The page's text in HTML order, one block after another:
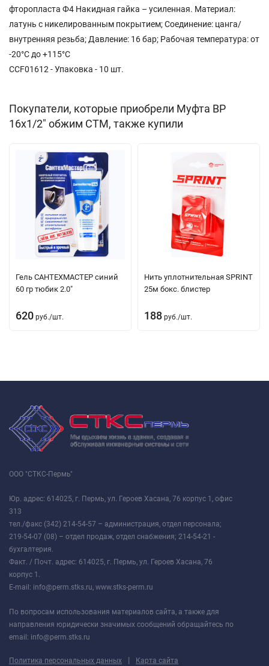
фторопласта Ф4 Накидная гайка – усиленная. Материал:
латунь с никелированным покрытием; Соединение: цанга/
внутренняя резьба; Давление: 16 бар; Рабочая температура: от
-20°С до +115°С
CCF01612 - Упаковка - 10 шт.
Покупатели, которые приобрели Муфта ВР
16х1/2" обжим СТМ, также купили
Гель САНТЕХМАСТЕР синий
60 гр тюбик 2.0"
620 руб./шт.
Нить уплотнительная SPRINT
25м бокс. блистер
188 руб./шт.
ООО "СТКС-Пермь"
Юр. адрес: 614025, г. Пермь, ул. Героев Хасана, 76 корпус 1, офис
313
тел./факс (342) 214-54-57 – администрация, отдел персонала;
219-54-07 (08) – отдел продаж, отдел снабжения; 214-54-21 -
бухгалтерия.
Факт. / Почт. адрес: 614025, г. Пермь, ул. Героев Хасана, 76
корпус 1.
E-mail: info@perm.stks.ru, www.stks-perm.ru
По вопросам использования материалов сайта, а также для
направления юридически значимых сообщений обращайтесь по
email: info@perm.stks.ru
Политика персональных данных | Карта сайта